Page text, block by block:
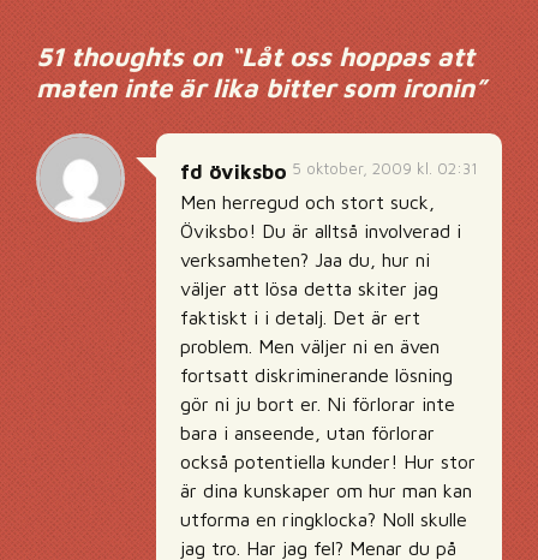
51 thoughts on “Låt oss hoppas att
maten inte är lika bitter som ironin”
5 oktober, 2009 kl. 02:31
fd öviksbo
Men herregud och stort suck,
Öviksbo! Du är alltså involverad i
verksamheten? Jaa du, hur ni
väljer att lösa detta skiter jag
faktiskt i i detalj. Det är ert
problem. Men väljer ni en även
fortsatt diskriminerande lösning
gör ni ju bort er. Ni förlorar inte
bara i anseende, utan förlorar
också potentiella kunder! Hur stor
är dina kunskaper om hur man kan
utforma en ringklocka? Noll skulle
jag tro. Har jag fel? Menar du på